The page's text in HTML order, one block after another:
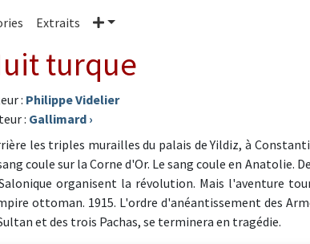
Extraits Plus
turque
: Philippe Videlier
: Gallimard ›
les triples murailles du palais de Yildiz, à
coule sur la Corne d'Or. Le sang coule en
organisent la révolution. Mais l'aventure
ottoman. 1915. L'ordre d'anéantissement des
et des trois Pachas, se terminera en tragédie.